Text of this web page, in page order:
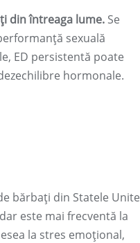
din întreaga lume. Se
sexuală
ED persistentă poate
hormonale.
bărbați din Statele Unite
este mai frecventă la
la stres emoțional,